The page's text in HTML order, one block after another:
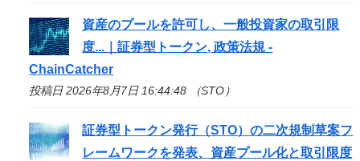
資産のプールを許可し、一般投資家の取引限
度...｜証券型トークン, 政策法規 -
ChainCatcher
投稿日 2026年8月7日 16:44:48 （STO）
証券型トークン発行（STO）の二次規制草案フ
レームワークを発表、資産プール化と取引限度